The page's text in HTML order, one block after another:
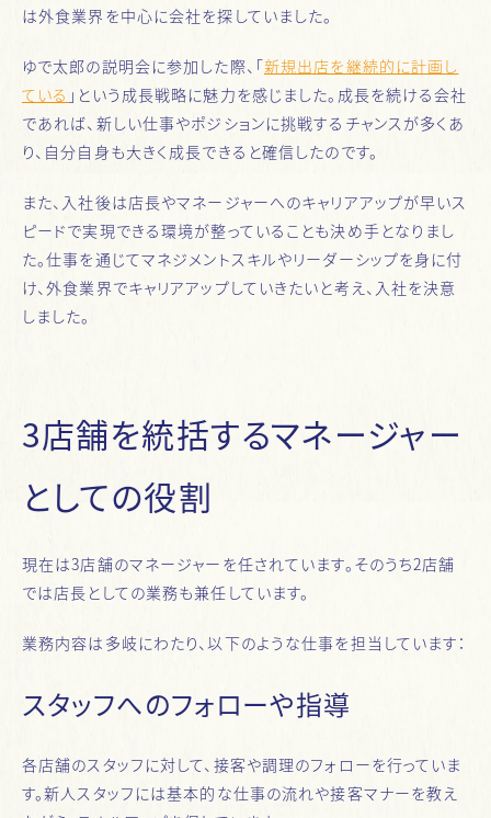
は外食業界を中心に会社を探していました。
ゆで太郎の説明会に参加した際、「新規出店を継続的に計画し
ている 」という成長戦略に魅力を感じました。成長を続ける会社
であれば、新しい仕事やポジションに挑戦するチャンスが多くあ
り、自分自身も大きく成長できると確信したのです。
また、入社後は店長やマネージャーへのキャリアアップが早いス
ピードで実現できる環境が整っていることも決め手となりまし
た。仕事を通じてマネジメントスキルやリーダーシップを身に付
け、外食業界でキャリアアップしていきたいと考え、入社を決意
しました。
3店舗を統括するマネージャー
としての役割
現在は3店舗のマネージャーを任されています。そのうち2店舗
では店長としての業務も兼任しています。
業務内容は多岐にわたり、以下のような仕事を担当しています：
スタッフへのフォローや指導
各店舗のスタッフに対して、接客や調理のフォローを行っていま
す。新人スタッフには基本的な仕事の流れや接客マナーを教え